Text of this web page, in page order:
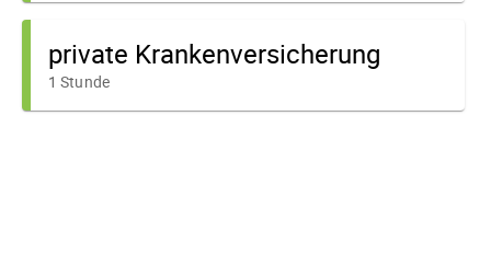
private Krankenversicherung
1 Stunde